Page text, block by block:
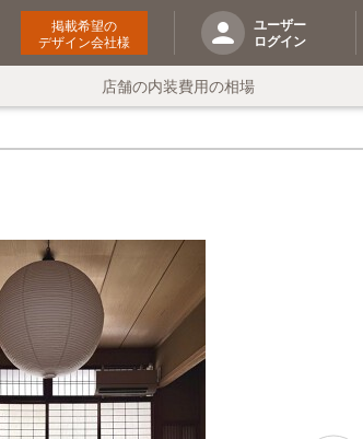
掲載希望の
デザイン会社様
ユーザー
ログイン
店舗の内装費用の相場